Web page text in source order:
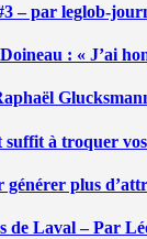
– par leglob-
: « J’ai
à troquer
générer plus
de Laval – Par